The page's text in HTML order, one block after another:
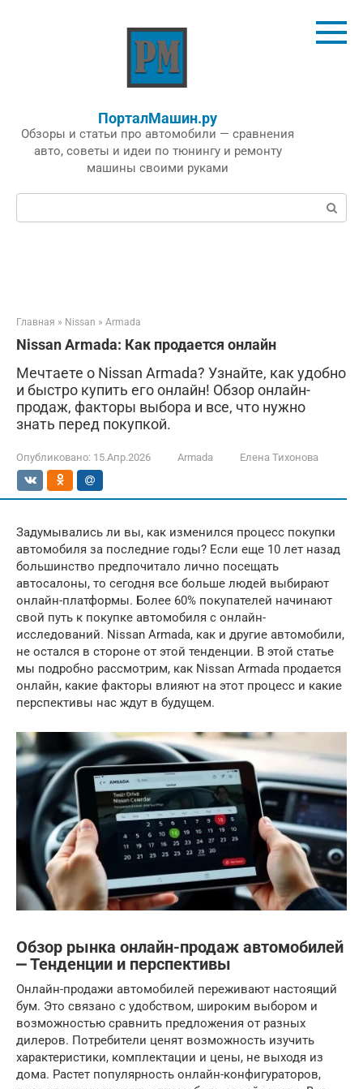
ПорталМашин.ру
Обзоры и статьи про автомобили — сравнения
авто, советы и идеи по тюнингу и ремонту
машины своими руками
Поиск:
Главная » Nissan » Armada
Nissan Armada: Как продается онлайн
Мечтаете о Nissan Armada? Узнайте, как удобно
и быстро купить его онлайн! Обзор онлайн-
продаж, факторы выбора и все, что нужно
знать перед покупкой.
Опубликовано: 15.Апр.2026 Armada Елена Тихонова
Задумывались ли вы, как изменился процесс покупки
автомобиля за последние годы? Если еще 10 лет назад
большинство предпочитало лично посещать
автосалоны, то сегодня все больше людей выбирают
онлайн-платформы. Более 60% покупателей начинают
свой путь к покупке автомобиля с онлайн-
исследований. Nissan Armada, как и другие автомобили,
не остался в стороне от этой тенденции. В этой статье
мы подробно рассмотрим, как Nissan Armada продается
онлайн, какие факторы влияют на этот процесс и какие
перспективы нас ждут в будущем.
Обзор рынка онлайн-продаж автомобилей
⎼ Тенденции и перспективы
Онлайн-продажи автомобилей переживают настоящий
бум. Это связано с удобством, широким выбором и
возможностью сравнить предложения от разных
дилеров. Потребители ценят возможность изучить
характеристики, комплектации и цены, не выходя из
дома. Растет популярность онлайн-конфигураторов,